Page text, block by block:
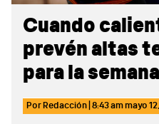
Cuando
prevén altas
para la semana
Por Redacción 8:43 ammayo